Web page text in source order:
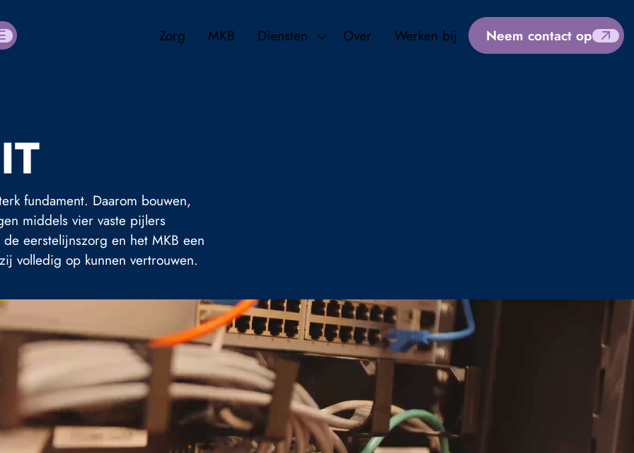
Zorg MKB Diensten Over Werken bij Neem contact op
fundament. Daarom bouwen,
middels vier vaste pijlers
eerstelijnszorg en het MKB een
volledig op kunnen vertrouwen.